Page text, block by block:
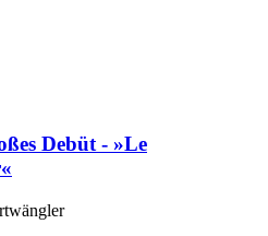
Debüt - »Le